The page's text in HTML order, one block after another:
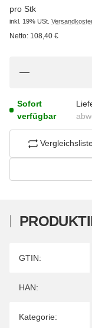
pro Stk
inkl. 19% USt.
Netto: 108,40 €
Sofort
verfügbar
Produkteigenschaft
Wert
GTIN:
HAN:
Kategorie: